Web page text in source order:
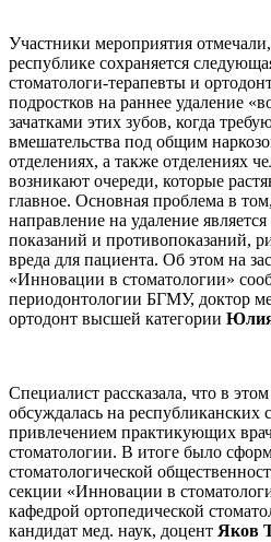
Участники мероприятия
республике сохраняется
стоматологи-терапевты и
подростков на раннее удаление
зачатками этих зубов, когда
вмешательства под общим
отделениях, а также отделениях
возникают очереди, которые
главное. Основная проблема в
направление на удаление
показаний и противопоказаний,
вреда для пациента. Об этом на
«Инновации в стоматологии»
периодонтологии БГМУ, доктор
ортодонт высшей категории Юлия
Специалист рассказала, что в
обсуждалась на республиканских
привлечением практикующих
стоматологии. В итоге было
стоматологической
секции «Инновации в
кафедрой ортопедической
кандидат мед. наук, доцент Яков